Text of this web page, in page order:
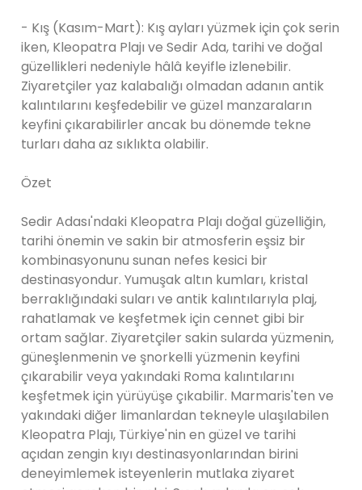
- Kış (Kasım-Mart): Kış ayları yüzmek için çok serin
iken, Kleopatra Plajı ve Sedir Ada, tarihi ve doğal
güzellikleri nedeniyle hâlâ keyifle izlenebilir.
Ziyaretçiler yaz kalabalığı olmadan adanın antik
kalıntılarını keşfedebilir ve güzel manzaraların
keyfini çıkarabilirler ancak bu dönemde tekne
turları daha az sıklıkta olabilir.
Özet
Sedir Adası'ndaki Kleopatra Plajı doğal güzelliğin,
tarihi önemin ve sakin bir atmosferin eşsiz bir
kombinasyonunu sunan nefes kesici bir
destinasyondur. Yumuşak altın kumları, kristal
berraklığındaki suları ve antik kalıntılarıyla plaj,
rahatlamak ve keşfetmek için cennet gibi bir
ortam sağlar. Ziyaretçiler sakin sularda yüzmenin,
güneşlenmenin ve şnorkelli yüzmenin keyfini
çıkarabilir veya yakındaki Roma kalıntılarını
keşfetmek için yürüyüşe çıkabilir. Marmaris'ten ve
yakındaki diğer limanlardan tekneyle ulaşılabilen
Kleopatra Plajı, Türkiye'nin en güzel ve tarihi
açıdan zengin kıyı destinasyonlarından birini
deneyimlemek isteyenlerin mutlaka ziyaret